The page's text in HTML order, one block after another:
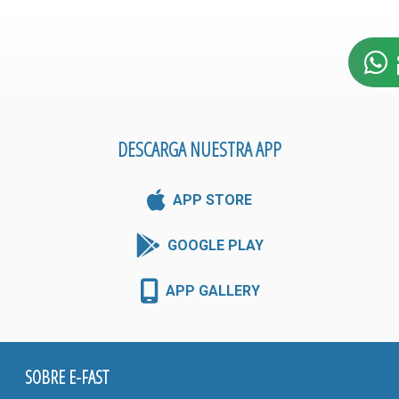
DESCARGA NUESTRA APP
APP STORE
GOOGLE PLAY
APP GALLERY
SOBRE E-FAST